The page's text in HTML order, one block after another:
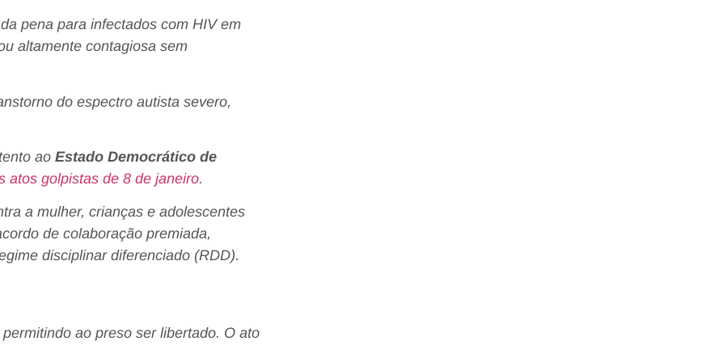
pena para infectados com HIV em
altamente contagiosa sem
do espectro autista severo,
ao Estado Democrático de
atos golpistas de 8 de janeiro.
a mulher, crianças e adolescentes
de colaboração premiada,
disciplinar diferenciado (RDD).
ao preso ser libertado. O ato